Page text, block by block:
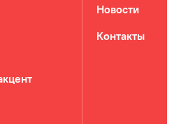
Новости
Контакты